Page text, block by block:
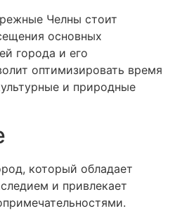
Челны стоит
основных
города и его
оптимизировать время
и природные
который обладает
и привлекает